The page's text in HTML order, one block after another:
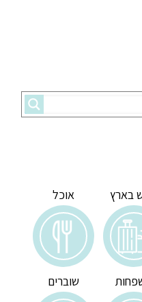
בארץ אוכל
שוברים